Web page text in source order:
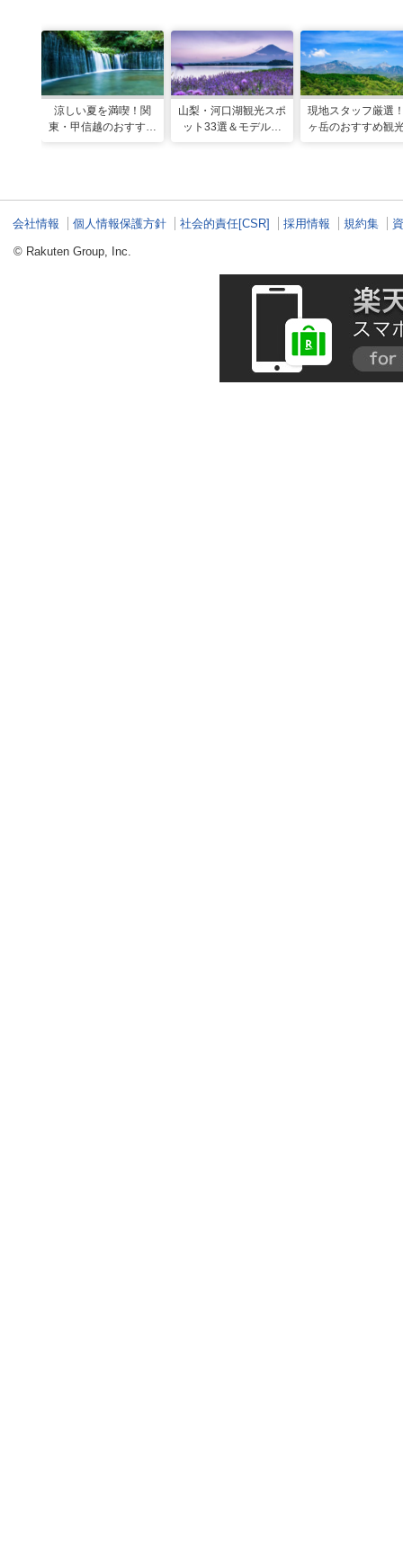
涼しい夏を満喫！関
東・甲信越のおすすめ
山梨・河口湖観光スポ
ット33選＆モデルコ
現地スタッフ厳選
ヶ岳のおすすめ観
会社情報 個人情報保護方針 社会的責任[CSR] 採用情報 規約集
© Rakuten Group, Inc.